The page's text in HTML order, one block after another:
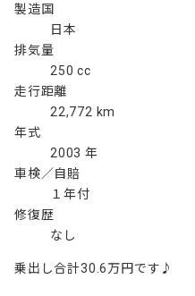
製造国
日本
排気量
250 cc
走行距離
22,772 km
年式
2003 年
車検／自賠
１年付
修復歴
なし
乗出し合計30.6万円です♪